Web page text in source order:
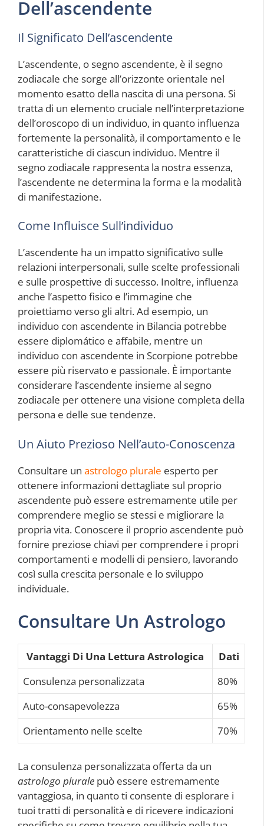
Dell’ascendente
Il Significato Dell’ascendente
L’ascendente, o segno ascendente, è il segno
zodiacale che sorge all’orizzonte orientale nel
momento esatto della nascita di una persona. Si
tratta di un elemento cruciale nell’interpretazione
dell’oroscopo di un individuo, in quanto influenza
fortemente la personalità, il comportamento e le
caratteristiche di ciascun individuo. Mentre il
segno zodiacale rappresenta la nostra essenza,
l’ascendente ne determina la forma e la modalità
di manifestazione.
Come Influisce Sull’individuo
L’ascendente ha un impatto significativo sulle
relazioni interpersonali, sulle scelte professionali
e sulle prospettive di successo. Inoltre, influenza
anche l’aspetto fisico e l’immagine che
proiettiamo verso gli altri. Ad esempio, un
individuo con ascendente in Bilancia potrebbe
essere diplomático e affabile, mentre un
individuo con ascendente in Scorpione potrebbe
essere più riservato e passionale. È importante
considerare l’ascendente insieme al segno
zodiacale per ottenere una visione completa della
persona e delle sue tendenze.
Un Aiuto Prezioso Nell’auto-Conoscenza
Consultare un astrologo plurale esperto per
ottenere informazioni dettagliate sul proprio
ascendente può essere estremamente utile per
comprendere meglio se stessi e migliorare la
propria vita. Conoscere il proprio ascendente può
fornire preziose chiavi per comprendere i propri
comportamenti e modelli di pensiero, lavorando
così sulla crescita personale e lo sviluppo
individuale.
Consultare Un Astrologo
Vantaggi Di Una Lettura Astrologica
Dati
Consulenza personalizzata
80%
Auto-consapevolezza
65%
Orientamento nelle scelte
70%
La consulenza personalizzata offerta da un
astrologo plurale può essere estremamente
vantaggiosa, in quanto ti consente di esplorare i
tuoi tratti di personalità e di ricevere indicazioni